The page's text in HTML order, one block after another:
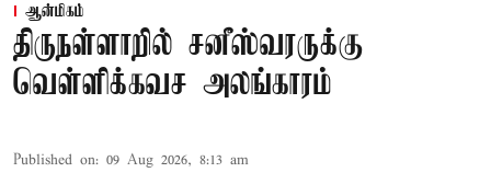
ஆன்மிகம்
திருநள்ளாறில் சனீஸ்வரருக்கு
வெள்ளிக்கவச அலங்காரம்
Published on: 09 Aug 2026, 8:13 am